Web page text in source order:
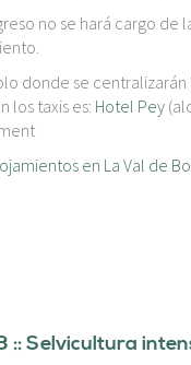
no se hará cargo
donde se centralizarán
los taxis es: Hotel Pey
en La Val de
:: Selvicultura